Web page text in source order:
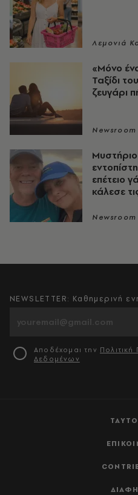
Λεμονιά
«Μόνο
Ταξίδι
ζευγάρι
Newsroom
επέτειο
κάλεσε
Newsroom
NEWSLETTER: Καθημερινή
Αποδέχομαι την
Δεδομένων